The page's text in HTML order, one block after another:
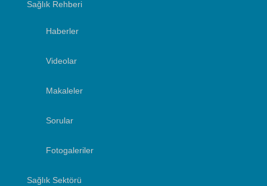
Sağlık Rehberi
Haberler
Videolar
Makaleler
Sorular
Fotogaleriler
Sağlık Sektörü